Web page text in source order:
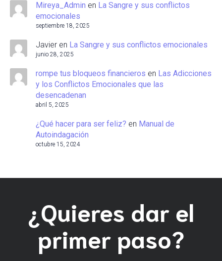
Mireya_Admin en La Sangre y sus conflictos
emocionales
septiembre 18, 2025
Javier en La Sangre y sus conflictos emocionales
junio 28, 2025
rompe tus bloqueos financieros en Las Adicciones
y los Conflictos Emocionales que las
desencadenan
abril 5, 2025
¿Qué hacer para ser feliz? en Manual de
Autoindagación
octubre 15, 2024
¿Quieres dar el
primer paso?